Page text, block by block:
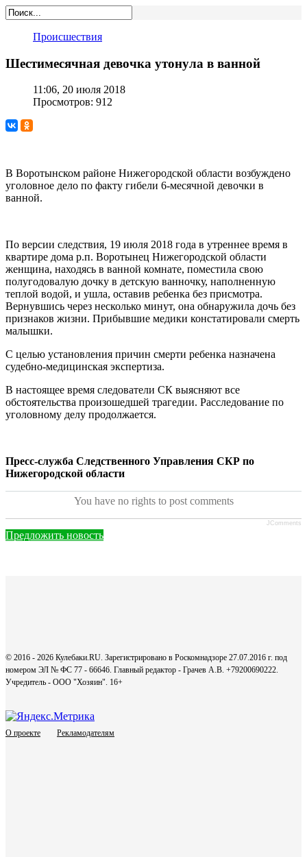
Происшествия
Шестимесячная девочка утонула в ванной
11:06, 20 июля 2018
Просмотров: 912
В Воротынском районе Нижегородской области возбуждено
уголовное дело по факту гибели 6-месячной девочки в
ванной.
По версии следствия, 19 июля 2018 года в утреннее время в
квартире дома р.п. Воротынец Нижегородской области
женщина, находясь в ванной комнате, поместила свою
полугодовалую дочку в детскую ванночку, наполненную
теплой водой, и ушла, оставив ребенка без присмотра.
Вернувшись через несколько минут, она обнаружила дочь без
признаков жизни. Прибывшие медики констатировали смерть
малышки.
С целью установления причин смерти ребенка назначена
судебно-медицинская экспертиза.
В настоящее время следователи СК выясняют все
обстоятельства произошедшей трагедии. Расследование по
уголовному делу продолжается.
Пресс-служба Следственного Управления СКР по
Нижегородской области
You have no rights to post comments
JComments
Предложить новость
© 2016 - 2026 Кулебаки.RU. Зарегистрировано в Роскомнадзоре 27.07.2016 г. под
номером ЭЛ № ФС 77 - 66646. Главный редактор - Грачев А.В. +79200690222.
Учредитель - ООО "Хозяин". 16+
О проекте Рекламодателям